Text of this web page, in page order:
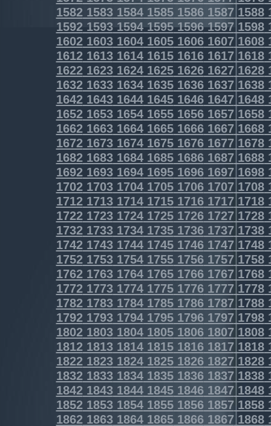
158215831584158515861587 1588
1592159315941595159615971598
1602160316041605160616071608
1612161316141615161616171618
1622162316241625162616271628
1632163316341635163616371638
1642164316441645164616471648
1652165316541655165616571658
1662166316641665166616671668
1672167316741675167616771678
1682168316841685168616871688
1692169316941695169616971698
1702170317041705170617071708
1712171317141715171617171718
1722172317241725172617271728
1732173317341735173617371738
1742174317441745174617471748
1752175317541755175617571758
1762176317641765176617671768
1772177317741775177617771778
1782178317841785178617871788
1792179317941795179617971798
1802180318041805180618071808
1812181318141815181618171818
1822182318241825182618271828
1832183318341835183618371838
1842184318441845184618471848
1852185318541855185618571858
186218631864186518661867 1868